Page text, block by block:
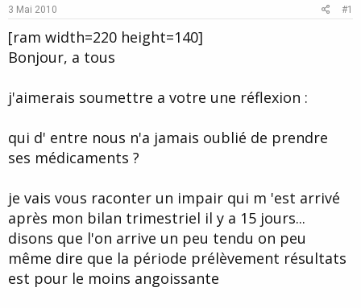
u
d
a
i
c
s
i
o
b
t
3 Mai 2010 #1
[ram width=220 height=140]
Bonjour, a tous
j'aimerais soumettre a votre une réflexion :
qui d' entre nous n'a jamais oublié de prendre
ses médicaments ?
je vais vous raconter un impair qui m 'est arrivé
après mon bilan trimestriel il y a 15 jours...
disons que l'on arrive un peu tendu on peu
même dire que la période prélèvement résultats
est pour le moins angoissante